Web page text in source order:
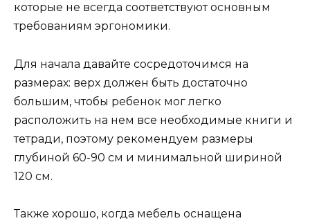
которые не всегда соответствуют основным
требованиям эргономики.
Для начала давайте сосредоточимся на
размерах: верх должен быть достаточно
большим, чтобы ребенок мог легко
расположить на нем все необходимые книги и
тетради, поэтому рекомендуем размеры
глубиной 60-90 см и минимальной шириной
120 см.
Также хорошо, когда мебель оснащена